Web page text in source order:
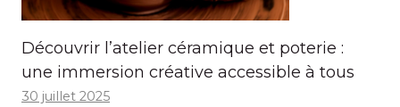
Découvrir l’atelier céramique et poterie :
une immersion créative accessible à tous
30 juillet 2025